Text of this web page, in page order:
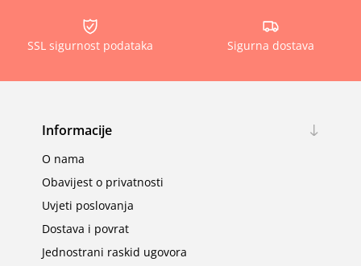
SSL sigurnost podataka Sigurna dostava
Informacije
O nama
Obavijest o privatnosti
Uvjeti poslovanja
Dostava i povrat
Jednostrani raskid ugovora